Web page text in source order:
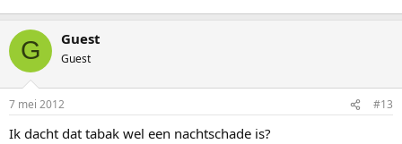
G Guest
Guest
7 mei 2012 #13
Ik dacht dat tabak wel een nachtschade is?